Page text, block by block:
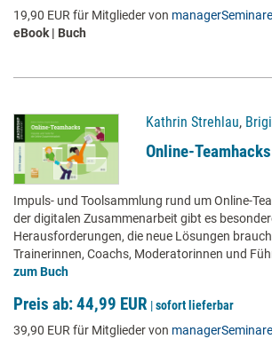
19,90 EUR für Mitglieder von managerSeminare
eBook | Buch
Kathrin Strehlau,
Online-Teamhacks
Impuls- und Toolsammlung rund um Online-
der digitalen Zusammenarbeit gibt es
Herausforderungen, die neue Lösungen
Trainerinnen, Coachs, Moderatorinnen und
zum Buch
Preis ab: 44,99 EUR |sofort lieferbar
39,90 EUR für Mitglieder von managerSeminare